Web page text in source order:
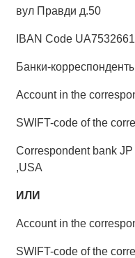
вул Правди д.50
IBAN Code
Банки-
Account in the
SWIFT-code of the
Correspondent bank
,USA
ИЛИ
Account in the
SWIFT-code of the